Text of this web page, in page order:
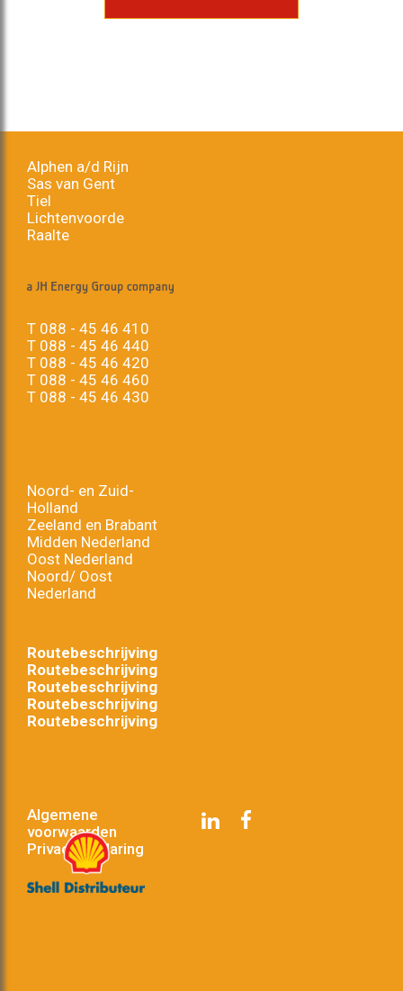
Alphen a/d Rijn
Sas van Gent
Tiel
Lichtenvoorde
Raalte
T 088 - 45 46 410
T 088 - 45 46 440
T 088 - 45 46 420
T 088 - 45 46 460
T 088 - 45 46 430
Noord- en Zuid-
Holland
Zeeland en Brabant
Midden Nederland
Oost Nederland
Noord/ Oost
Nederland
Routebeschrijving
Routebeschrijving
Routebeschrijving
Routebeschrijving
Routebeschrijving
Algemene
voorwaarden
Privacyverklaring